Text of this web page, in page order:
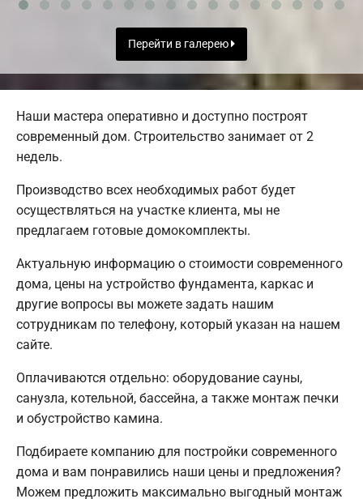
Перейти в галерею
Наши мастера оперативно и доступно построят
современный дом. Строительство занимает от 2
недель.
Производство всех необходимых работ будет
осуществляться на участке клиента, мы не
предлагаем готовые домокомплекты.
Актуальную информацию о стоимости современного
дома, цены на устройство фундамента, каркас и
другие вопросы вы можете задать нашим
сотрудникам по телефону, который указан на нашем
сайте.
Оплачиваются отдельно: оборудование сауны,
санузла, котельной, бассейна, а также монтаж печки
и обустройство камина.
Подбираете компанию для постройки современного
дома и вам понравились наши цены и предложения?
Можем предложить максимально выгодный монтаж